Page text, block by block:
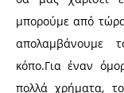
μπορούμε από τώρα
απολαμβάνουμε
κόπο.Για έναν
πολλά χρήματα,